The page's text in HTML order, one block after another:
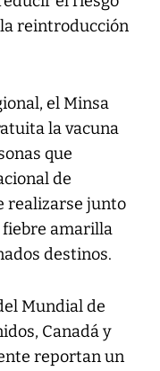
reintroducción
el Minsa
la vacuna
que
de
realizarse junto
amarilla
destinos.
Mundial de
Canadá y
reportan un